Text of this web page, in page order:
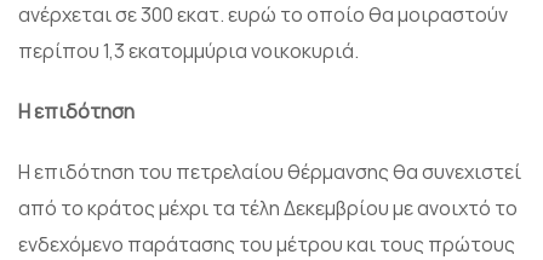
ανέρχεται σε 300 εκατ. ευρώ το οποίο θα μοιραστούν
περίπου 1,3 εκατομμύρια νοικοκυριά.
Η επιδότηση
Η επιδότηση του πετρελαίου θέρμανσης θα συνεχιστεί
από το κράτος μέχρι τα τέλη Δεκεμβρίου με ανοιχτό το
ενδεχόμενο παράτασης του μέτρου και τους πρώτους